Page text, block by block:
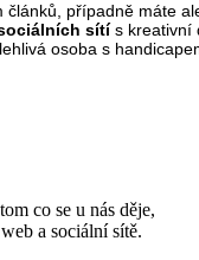
článků, případně máte
sítís kreativní
osoba s
co se u nás děje,
a sociální sítě.